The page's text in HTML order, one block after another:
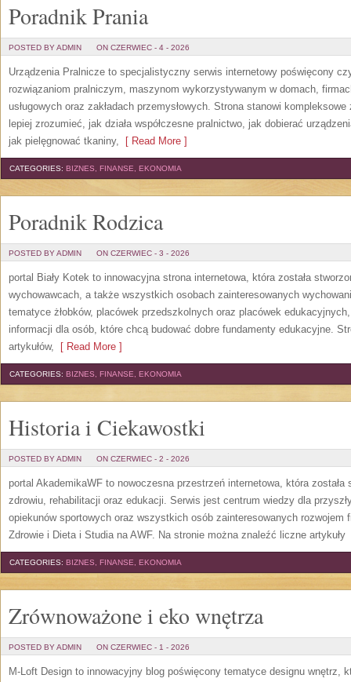
Poradnik Prania
POSTED BY ADMIN ON CZERWIEC - 4 - 2026
Urządzenia Pralnicze to specjalistyczny serwis internetowy poświęcony
rozwiązaniom pralniczym, maszynom wykorzystywanym w domach,
usługowych oraz zakładach przemysłowych. Strona stanowi
lepiej zrozumieć, jak działa współczesne pralnictwo, jak dobierać
jak pielęgnować tkaniny, [ Read More ]
CATEGORIES: BIZNES, FINANSE, EKONOMIA
Poradnik Rodzica
POSTED BY ADMIN ON CZERWIEC - 3 - 2026
portal Biały Kotek to innowacyjna strona internetowa, która została
wychowawcach, a także wszystkich osobach zainteresowanych
tematyce żłobków, placówek przedszkolnych oraz placówek
informacji dla osób, które chcą budować dobre fundamenty edukacyjne.
artykułów, [ Read More ]
CATEGORIES: BIZNES, FINANSE, EKONOMIA
Historia i Ciekawostki
POSTED BY ADMIN ON CZERWIEC - 2 - 2026
portal AkademikaWF to nowoczesna przestrzeń internetowa, która
zdrowiu, rehabilitacji oraz edukacji. Serwis jest centrum wiedzy dla
opiekunów sportowych oraz wszystkich osób zainteresowanych rozwojem
Zdrowie i Dieta i Studia na AWF. Na stronie można znaleźć liczne artykuły
CATEGORIES: BIZNES, FINANSE, EKONOMIA
Zrównoważone i eko wnętrza
POSTED BY ADMIN ON CZERWIEC - 1 - 2026
M-Loft Design to innowacyjny blog poświęcony tematyce designu wnętrz,